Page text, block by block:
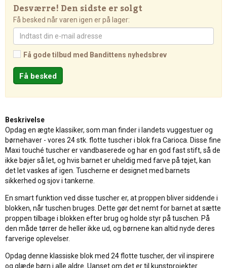
Desværre! Den sidste er solgt
Få besked når varen igen er på lager:
Få gode tilbud med Bandittens nyhedsbrev
Beskrivelse
Opdag en ægte klassiker, som man finder i landets vuggestuer og
børnehaver - vores 24 stk. flotte tuscher i blok fra Carioca. Disse fine
Maxi touché tuscher er vandbaserede og har en god fast stift, så de
ikke bøjer så let, og hvis barnet er uheldig med farve på tøjet, kan
det let vaskes af igen. Tuscherne er designet med barnets
sikkerhed og sjov i tankerne.
En smart funktion ved disse tuscher er, at proppen bliver siddende i
blokken, når tuschen bruges. Dette gør det nemt for barnet at sætte
proppen tilbage i blokken efter brug og holde styr på tuschen. På
den måde tørrer de heller ikke ud, og børnene kan altid nyde deres
farverige oplevelser.
Opdag denne klassiske blok med 24 flotte tuscher, der vil inspirere
og glæde børn i alle aldre. Uanset om det er til kunstprojekter